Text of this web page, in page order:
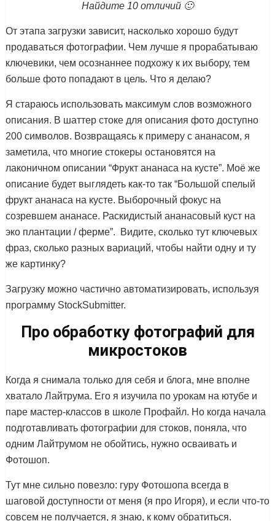
Найдите 10 отличий 🙂
От этапа загрузки зависит, насколько хорошо будут
продаваться фотографии. Чем лучше я прорабатываю
ключевики, чем осознаннее подхожу к их выбору, тем
больше фото попадают в цель. Что я делаю?
Я стараюсь использовать максимум слов возможного
описания. В шаттер стоке для описания фото доступно
200 символов. Возвращаясь к примеру с ананасом, я
заметила, что многие стокеры остановятся на
лаконичном описании “Фрукт ананаса на кусте”. Моё же
описание будет выглядеть как-то так “Большой спелый
фрукт ананаса на кусте. Выборочный фокус на
созревшем ананасе. Раскидистый ананасовый куст на
эко плантации / ферме”. Видите, сколько тут ключевых
фраз, сколько разных вариаций, чтобы найти одну и ту
же картинку?
Загрузку можно частично автоматизировать, используя
программу StockSubmitter.
Про обработку фотографий для
микростоков
Когда я снимала только для себя и блога, мне вполне
хватало Лайтрума. Его я изучила по урокам на ютубе и
паре мастер-классов в школе Профайл. Но когда начала
подготавливать фотографии для стоков, поняла, что
одним Лайтрумом не обойтись, нужно осваивать и
Фотошоп.
Тут мне сильно повезло: гуру Фотошопа всегда в
шаговой доступности от меня (я про Игоря), и если что-то
совсем не получается, я знаю, к кому обратиться.